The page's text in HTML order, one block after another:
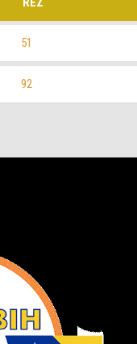
51
92